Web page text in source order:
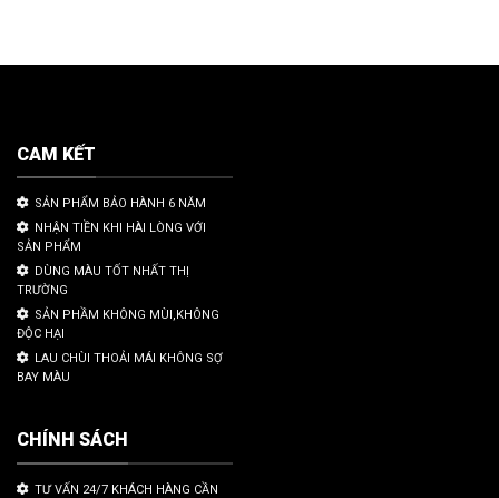
CAM KẾT
SẢN PHẨM BẢO HÀNH 6 NĂM
NHẬN TIỀN KHI HÀI LÒNG VỚI
SẢN PHẨM
DÙNG MÀU TỐT NHẤT THỊ
TRƯỜNG
SẢN PHẦM KHÔNG MÙI,KHÔNG
ĐỘC HẠI
LAU CHÙI THOẢI MÁI KHÔNG SỢ
BAY MÀU
CHÍNH SÁCH
TƯ VẤN 24/7 KHÁCH HÀNG CẦN